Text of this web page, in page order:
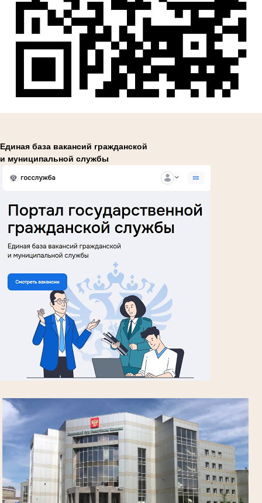
Единая база вакансий гражданской
и муниципальной службы